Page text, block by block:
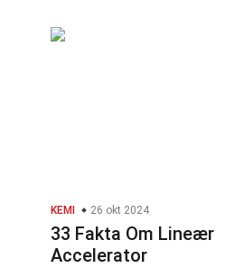
KEMI 26 okt 2024
33 Fakta Om Lineær
Accelerator